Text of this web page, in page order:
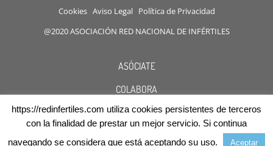
Cookies Aviso Legal Política de Privacidad
@2020 ASOCIACIÓN RED NACIONAL DE INFÉRTILES
ASÓCIATE
COLABORA
DESCUENTOS
https://redinfertiles.com utiliza cookies persistentes de terceros
con la finalidad de prestar un mejor servicio. Si continua
navegando se considera que está aceptando su uso.
Aceptar